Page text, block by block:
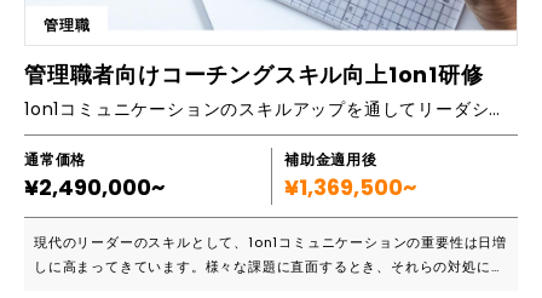
提案の仕方 ・まとめと継続的な成長のために変えないこと、変え続ける
こと ■料金 研修費 80万円/月×2カ月（交通費、宿泊費は別途負担）
管理職
管理職者向けコーチングスキル向上1on1研修
1on1コミュニケーションのスキルアップを通してリーダシップを高め組織を導く力を身る！
通常価格
¥2,490,000~
補助金適用後
¥1,369,500~
現代のリーダーのスキルとして、1on1コミュニケーションの重要性は日増
しに高まってきています。様々な課題に直面するとき、それらの対処に必